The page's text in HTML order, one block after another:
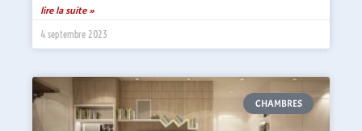
lire la suite »
4 septembre 2023
CHAMBRES